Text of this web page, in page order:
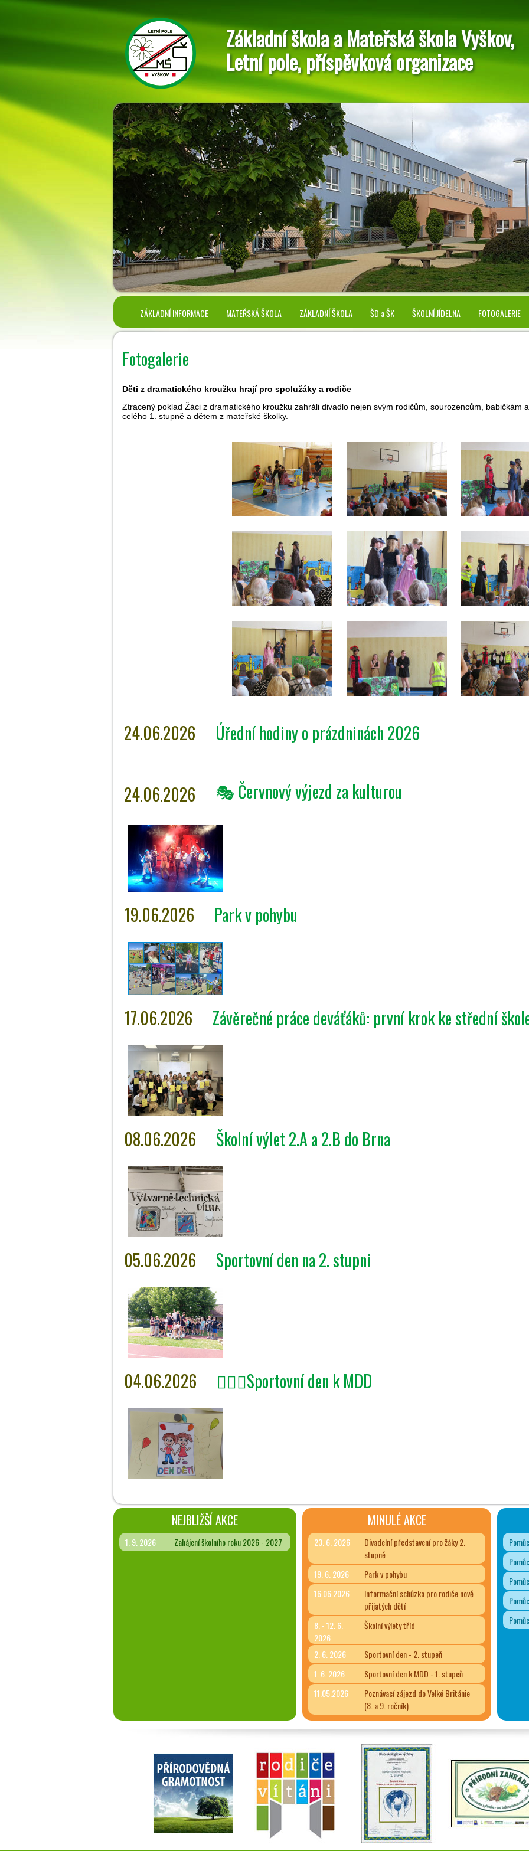
Základní škola a Mateřská škola Vyškov,
Letní pole, příspěvková organizace
ZÁKLADNÍ INFORMACE MATEŘSKÁ ŠKOLA ZÁKLADNÍ ŠKOLA ŠD a ŠK ŠKOLNÍ JÍDELNA FOTOGALERIE
Fotogalerie
Děti z dramatického kroužku hrají pro spolužáky a rodiče
Ztracený poklad Žáci z dramatického kroužku zahráli divadlo nejen svým rodičům, sourozencům, babičkám
celého 1. stupně a dětem z mateřské školky.
24.06.2026 Úřední hodiny o prázdninách 2026
24.06.2026 🎭 Červnový výjezd za kulturou
19.06.2026 Park v pohybu
17.06.2026 Závěrečné práce deváťáků: první krok ke střední
08.06.2026 Školní výlet 2.A a 2.B do Brna
05.06.2026 Sportovní den na 2. stupni
04.06.2026 🤾🏻‍♀️Sportovní den k MDD
NEJBLIŽŠÍ AKCE
1. 9. 2026 Zahájení školního roku 2026 - 2027
MINULÉ AKCE
23. 6. 2026
Divadelní představení pro žáky 2.
stupně
19. 6. 2026
Park v pohybu
16.06.2026
Informační schůzka pro rodiče nově
přijatých dětí
8. - 12. 6.
2026
Školní výlety tříd
2. 6. 2026
Sportovní den - 2. stupeň
1. 6. 2026
Sportovní den k MDD - 1. stupeň
11.05.2026
Poznávací zájezd do Velké Británie
(8. a 9. ročník)